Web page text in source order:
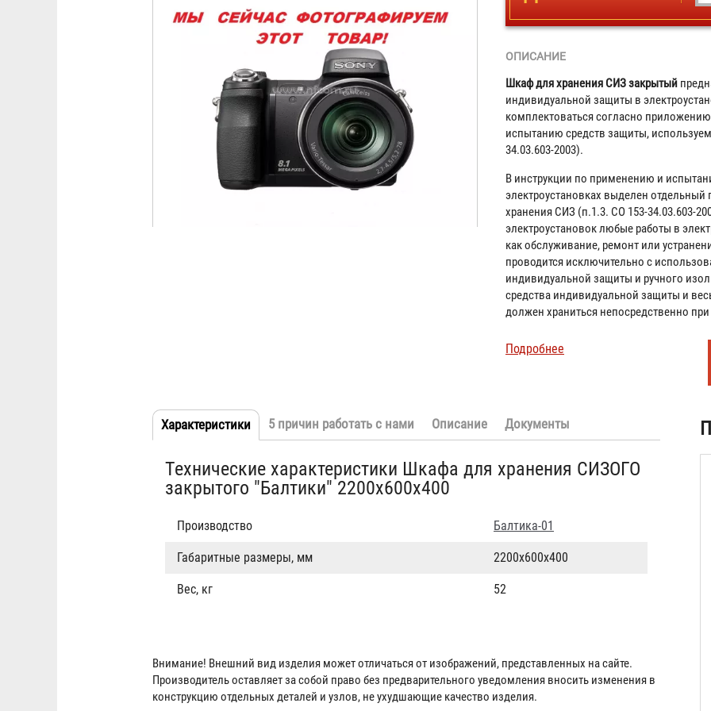
ОПИСАНИЕ
Шкаф для хранения СИЗ закрытый
индивидуальной защиты в
комплектоваться согласно
испытанию средств защиты,
34.03.603-2003).
В инструкции по применению и
электроустановках выделен отдельный
хранения СИЗ (п.1.3. СО 153-34.03.603-
электроустановок любые работы в
как обслуживание, ремонт или
проводится исключительно с
индивидуальной защиты и ручного
средства индивидуальной защиты и
должен храниться непосредственно
Подробнее
Табы
Характеристики (активная
5 причин работать с нами Описание Документы
Технические характеристики Шкафа для хранения СИЗОГО
закрытого "Балтики" 2200х600x400
Производство Балтика-01
Габаритные размеры, мм 2200х600x400
Вес, кг 52
Внимание! Внешний вид изделия может отличаться от изображений, представленных на сайте.
Производитель оставляет за собой право без предварительного уведомления вносить изменения в
конструкцию отдельных деталей и узлов, не ухудшающие качество изделия.